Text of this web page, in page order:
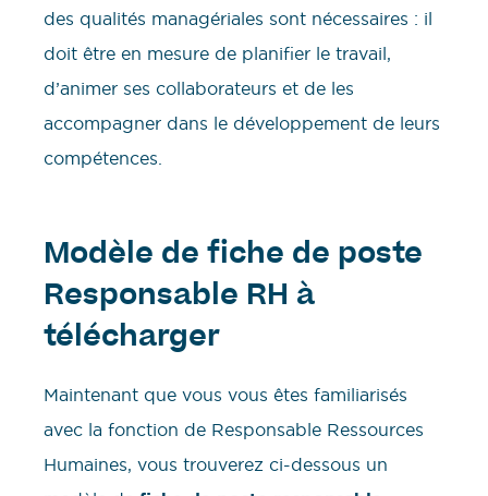
des qualités managériales sont nécessaires : il
doit être en mesure de planifier le travail,
d’animer ses collaborateurs et de les
accompagner dans le développement de leurs
compétences.
Modèle de fiche de poste
Responsable RH à
télécharger
Maintenant que vous vous êtes familiarisés
avec la fonction de Responsable Ressources
Humaines, vous trouverez ci-dessous un